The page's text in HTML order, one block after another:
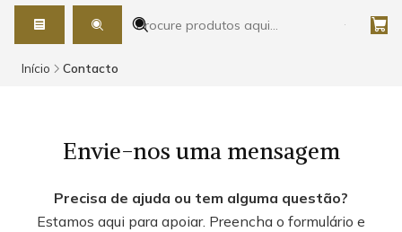
Início Contacto
Envie-nos uma mensagem
Precisa de ajuda ou tem alguma questão?
Estamos aqui para apoiar. Preencha o formulário e